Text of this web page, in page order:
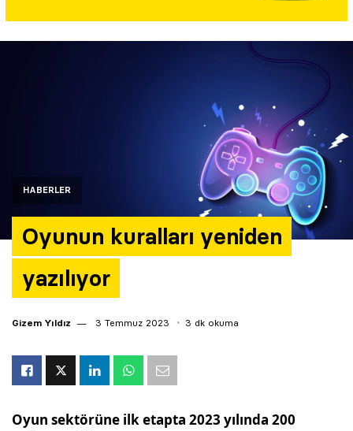
HABERLER
Oyunun kuralları yeniden
yazılıyor
Gizem Yıldız 3 Temmuz 2023 3 dk okuma
Oyun sektörüne ilk etapta 2023 yılında 200